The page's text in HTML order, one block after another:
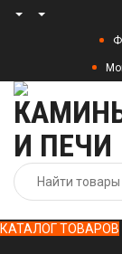
КАТАЛОГ ТОВАРОВ